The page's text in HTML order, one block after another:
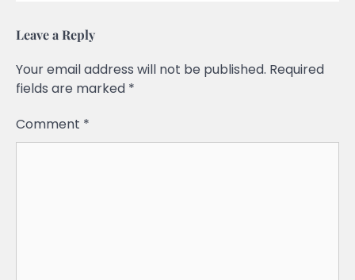
Leave a Reply
Your email address will not be published. Required
fields are marked *
Comment *